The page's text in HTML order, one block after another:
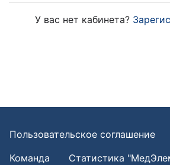
У вас нет кабинета?
Пользовательское соглашение
Команда
Статистика